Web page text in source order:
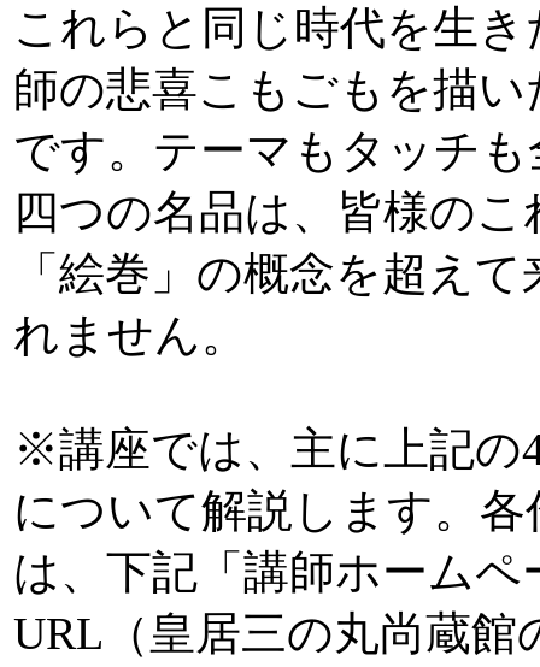
これらと同じ時代を生
師の悲喜こもごもを描い
です。テーマもタッチ
四つの名品は、皆様の
「絵巻」の概念を超え
れません。
※講座では、主に上記の
について解説します。各
は、下記「講師ホームペ
URL（皇居三の丸尚蔵館